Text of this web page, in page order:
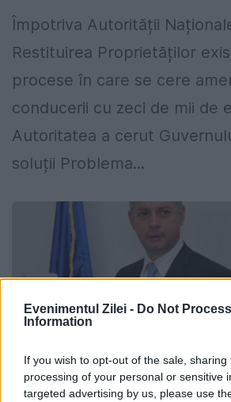
Evenimentul Zilei - Do Not
Information
If you wish to opt-out of the sale,
processing of your personal or sensitive
targeted advertising by us, please use
Împotriva Autorității
Restituirea Proprietăților
procese în care se cere
conducerii cu zeci de mii de
Autoritatea a cerut
soluții Problema...